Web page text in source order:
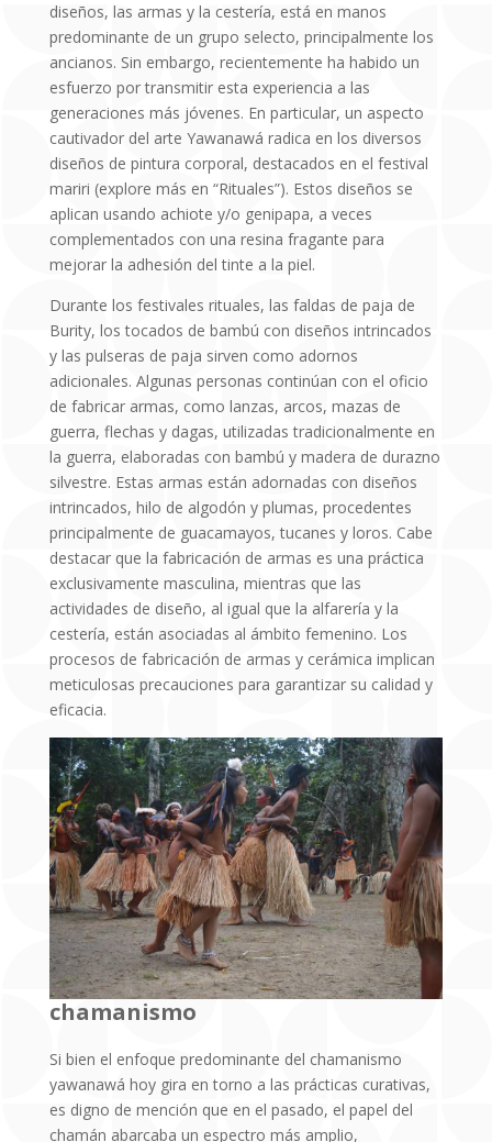
diseños, las armas y la cestería, está en manos
predominante de un grupo selecto, principalmente los
ancianos. Sin embargo, recientemente ha habido un
esfuerzo por transmitir esta experiencia a las
generaciones más jóvenes. En particular, un aspecto
cautivador del arte Yawanawá radica en los diversos
diseños de pintura corporal, destacados en el festival
mariri (explore más en “Rituales”). Estos diseños se
aplican usando achiote y/o genipapa, a veces
complementados con una resina fragante para
mejorar la adhesión del tinte a la piel.
Durante los festivales rituales, las faldas de paja de
Burity, los tocados de bambú con diseños intrincados
y las pulseras de paja sirven como adornos
adicionales. Algunas personas continúan con el oficio
de fabricar armas, como lanzas, arcos, mazas de
guerra, flechas y dagas, utilizadas tradicionalmente en
la guerra, elaboradas con bambú y madera de durazno
silvestre. Estas armas están adornadas con diseños
intrincados, hilo de algodón y plumas, procedentes
principalmente de guacamayos, tucanes y loros. Cabe
destacar que la fabricación de armas es una práctica
exclusivamente masculina, mientras que las
actividades de diseño, al igual que la alfarería y la
cestería, están asociadas al ámbito femenino. Los
procesos de fabricación de armas y cerámica implican
meticulosas precauciones para garantizar su calidad y
eficacia.
chamanismo
Si bien el enfoque predominante del chamanismo
yawanawá hoy gira en torno a las prácticas curativas,
es digno de mención que en el pasado, el papel del
chamán abarcaba un espectro más amplio,